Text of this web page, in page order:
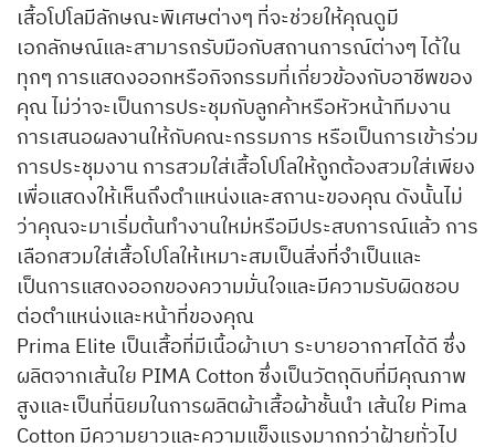
เสื้อโปโลมีลักษณะพิเศษต่างๆ ที่จะช่วยให้คุณดูมี
เอกลักษณ์และสามารถรับมือกับสถานการณ์ต่างๆ ได้ใน
ทุกๆ การแสดงออกหรือกิจกรรมที่เกี่ยวข้องกับอาชีพของ
คุณ ไม่ว่าจะเป็นการประชุมกับลูกค้าหรือหัวหน้าทีมงาน
การเสนอผลงานให้กับคณะกรรมการ หรือเป็นการเข้าร่วม
การประชุมงาน การสวมใส่เสื้อโปโลให้ถูกต้องสวมใส่เพียง
เพื่อแสดงให้เห็นถึงตำแหน่งและสถานะของคุณ ดังนั้นไม่
ว่าคุณจะมาเริ่มต้นทำงานใหม่หรือมีประสบการณ์แล้ว การ
เลือกสวมใส่เสื้อโปโลให้เหมาะสมเป็นสิ่งที่จำเป็นและ
เป็นการแสดงออกของความมั่นใจและมีความรับผิดชอบ
ต่อตำแหน่งและหน้าที่ของคุณ
Prima Elite เป็นเสื้อที่มีเนื้อผ้าเบา ระบายอากาศได้ดี ซึ่ง
ผลิตจากเส้นใย PIMA Cotton ซึ่งเป็นวัตถุดิบที่มีคุณภาพ
สูงและเป็นที่นิยมในการผลิตผ้าเสื้อผ้าชั้นนำ เส้นใย Pima
Cotton มีความยาวและความแข็งแรงมากกว่าฝ้ายทั่วไป